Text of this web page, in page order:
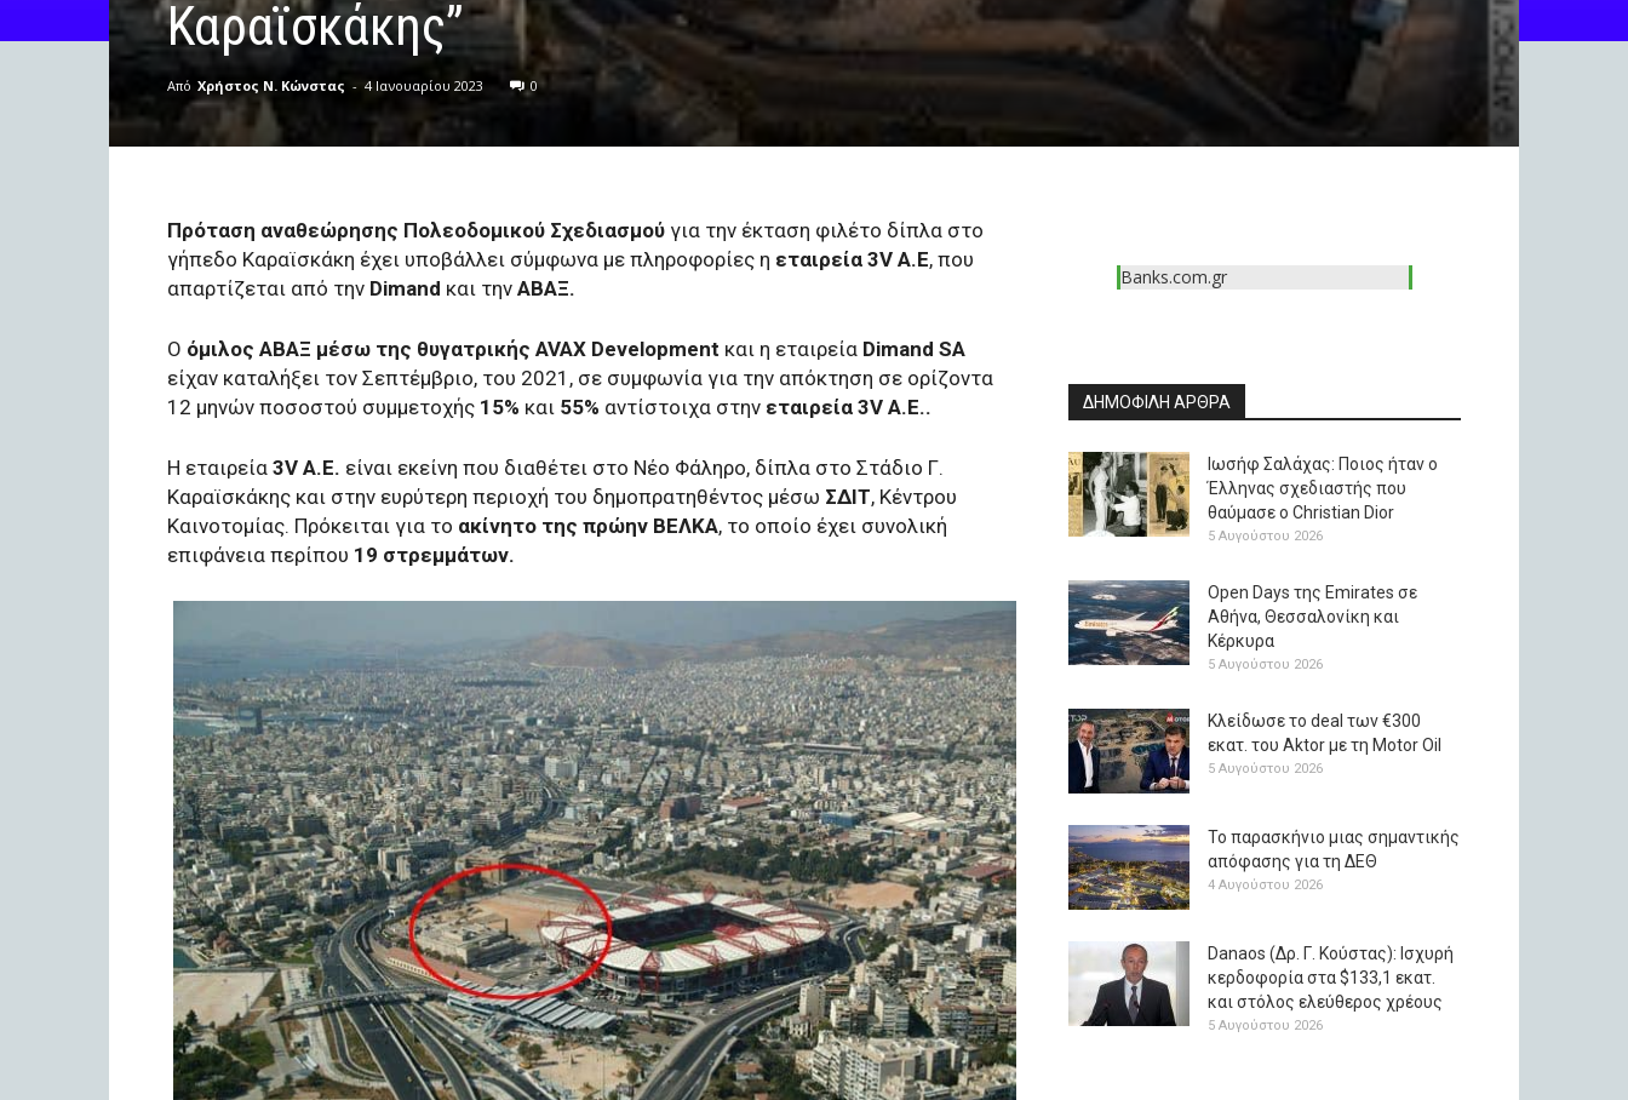
Καραϊσκάκης”
Από Χρήστος Ν. Κώνστας - 4 Ιανουαρίου 2023 0
Πρόταση αναθεώρησης Πολεοδομικού Σχεδιασμού για την έκταση φιλέτο δίπλα στο
γήπεδο Καραϊσκάκη έχει υποβάλλει σύμφωνα με πληροφορίες η εταιρεία 3V Α.Ε, που
απαρτίζεται από την Dimand και την ΑΒΑΞ.
Ο όμιλος ΑΒΑΞ μέσω της θυγατρικής AVAX Development και η εταιρεία Dimand SA
είχαν καταλήξει τον Σεπτέμβριο, του 2021, σε συμφωνία για την απόκτηση σε ορίζοντα
12 μηνών ποσοστού συμμετοχής 15% και 55% αντίστοιχα στην εταιρεία 3V Α.Ε..
Η εταιρεία 3V Α.Ε. είναι εκείνη που διαθέτει στο Νέο Φάληρο, δίπλα στο Στάδιο Γ.
Καραϊσκάκης και στην ευρύτερη περιοχή του δημοπρατηθέντος μέσω ΣΔΙΤ, Κέντρου
Καινοτομίας. Πρόκειται για το ακίνητο της πρώην ΒΕΛΚΑ, το οποίο έχει συνολική
επιφάνεια περίπου 19 στρεμμάτων.
Banks.com.gr
ΔΗΜΟΦΙΛΗ ΑΡΘΡΑ
Ιωσήφ Σαλάχας: Ποιος ήταν ο
Έλληνας σχεδιαστής που
θαύμασε ο Christian Dior
5 Αυγούστου 2026
Open Days της Emirates σε
Αθήνα, Θεσσαλονίκη και
Κέρκυρα
5 Αυγούστου 2026
Κλείδωσε το deal των €300
εκατ. του Aktor με τη Μotor Oil
5 Αυγούστου 2026
Το παρασκήνιο μιας σημαντικής
απόφασης για τη ΔΕΘ
4 Αυγούστου 2026
Danaos (Δρ. Γ. Κούστας): Ισχυρή
κερδοφορία στα $133,1 εκατ.
και στόλος ελεύθερος χρέους
5 Αυγούστου 2026